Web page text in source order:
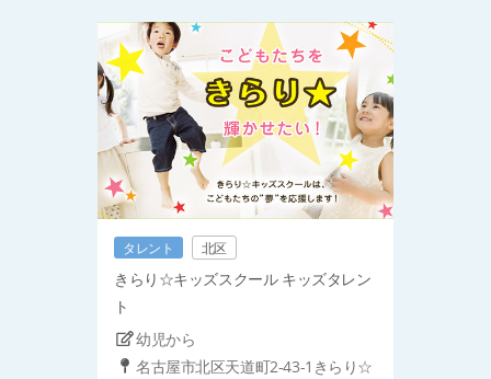
タレント 北区
きらり☆キッズスクール キッズタレン
ト
幼児から
名古屋市北区天道町2-43-1きらり☆